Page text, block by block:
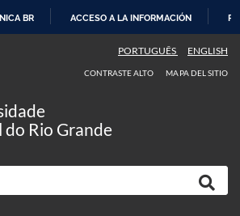
CONTENIDO
BR ACCESO A LA INFORMACIÓN
PORTUGUÊS ENGLISH
CONTRASTE ALTO MAPA DEL SITIO
do Rio Grande